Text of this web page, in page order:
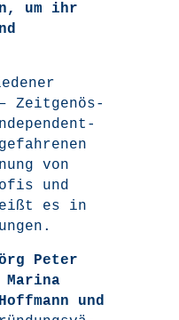
um ihr
Zeit­ge­nös­
von
und
es in
Peter
und